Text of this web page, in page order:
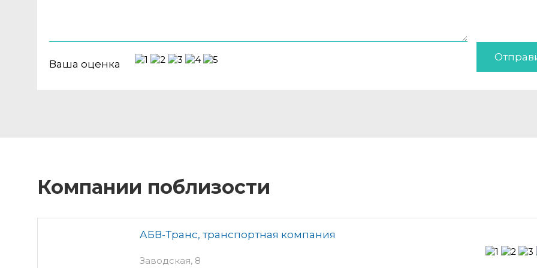
Ваша оценка
Компании поблизости
АБВ-Транс, транспортная компания
Заводская, 8